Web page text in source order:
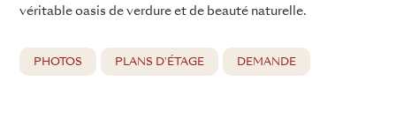
véritable oasis de verdure et de beauté naturelle.
PHOTOS PLANS D'ÉTAGE DEMANDE